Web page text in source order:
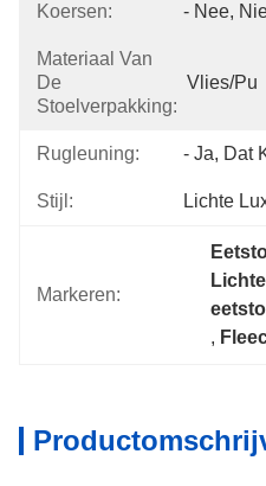
Koersen: - Nee,
Materiaal Van
De
Stoelverpakking:
Vlies/pu
Rugleuning: - Ja, Dat
Stijl: Lichte
Markeren:
,